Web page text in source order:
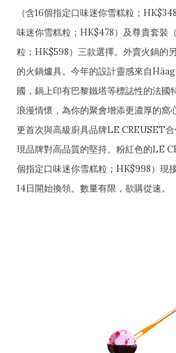
（含16個指定口味迷你雪糕粒；
味迷你雪糕粒；HK$478）及尊貴套裝
粒；HK$598）三款選擇。外賣火鍋的
的火鍋爐具。今年的設計靈感來自
國，鍋上印有巴黎鐵塔等標誌性的法國
浪漫情懷，為你的聚會增添更濃厚的
更首次與高級廚具品牌LE CREUSET
現品牌對高品質的堅持。粉紅色的LE
個指定口味迷你雪糕粒；HK$998）現
14日開始換領。數量有限，欲購從速。